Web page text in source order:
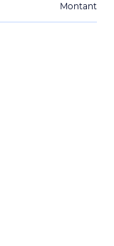
Montant